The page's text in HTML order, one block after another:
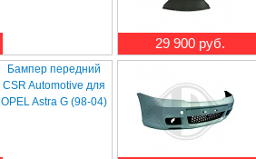
29 900 руб.
Бампер передний
CSR Automotive для
OPEL Astra G (98-04)